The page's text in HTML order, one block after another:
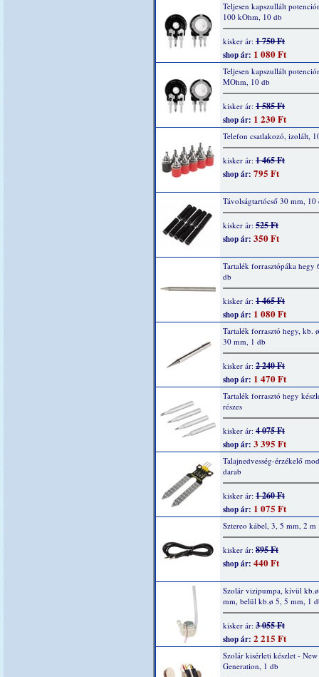
Teljesen kapszullált
100 kOhm, 10 db
kisker ár: 1 750 Ft
shop ár: 1 080 Ft
Teljesen kapszullált
MOhm, 10 db
kisker ár: 1 585 Ft
shop ár: 1 230 Ft
Telefon csatlakozó, izolált,
kisker ár: 1 465 Ft
shop ár: 795 Ft
Távolságtartócső 30 mm, 10
kisker ár: 525 Ft
shop ár: 350 Ft
Tartalék forrasztópáka hegy
db
kisker ár: 1 465 Ft
shop ár: 1 080 Ft
Tartalék forrasztó hegy, kb.
30 mm, 1 db
kisker ár: 2 240 Ft
shop ár: 1 470 Ft
Tartalék forrasztó hegy
részes
kisker ár: 4 075 Ft
shop ár: 3 395 Ft
Talajnedvesség-érzékelő
darab
kisker ár: 1 260 Ft
shop ár: 1 075 Ft
Sztereo kábel, 3, 5 mm, 2 m
kisker ár: 895 Ft
shop ár: 440 Ft
Szolár vizipumpa, kívül
mm, belül kb.ø 5, 5 mm, 1
kisker ár: 3 055 Ft
shop ár: 2 215 Ft
Szolár kisérleti készlet - New
Generation, 1 db